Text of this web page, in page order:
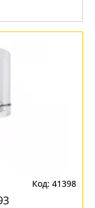
41398